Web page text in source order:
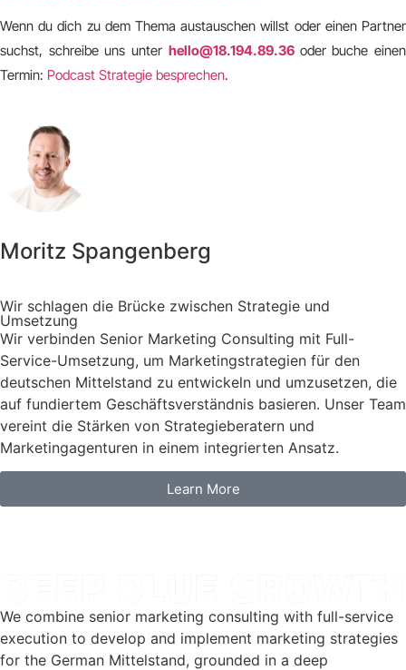
Wenn du dich zu dem Thema austauschen willst oder einen Partner
suchst, schreibe uns unter hello@18.194.89.36 oder buche einen
Termin: Podcast Strategie besprechen.
Moritz Spangenberg
Wir schlagen die Brücke zwischen Strategie und
Umsetzung
Wir verbinden Senior Marketing Consulting mit Full-
Service-Umsetzung, um Marketingstrategien für den
deutschen Mittelstand zu entwickeln und umzusetzen, die
auf fundiertem Geschäftsverständnis basieren. Unser Team
vereint die Stärken von Strategieberatern und
Marketingagenturen in einem integrierten Ansatz.
Learn More
We combine senior marketing consulting with full-service
execution to develop and implement marketing strategies
for the German Mittelstand, grounded in a deep